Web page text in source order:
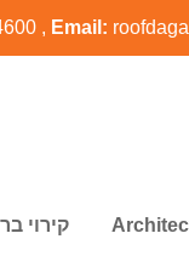
, Email:
קירוי